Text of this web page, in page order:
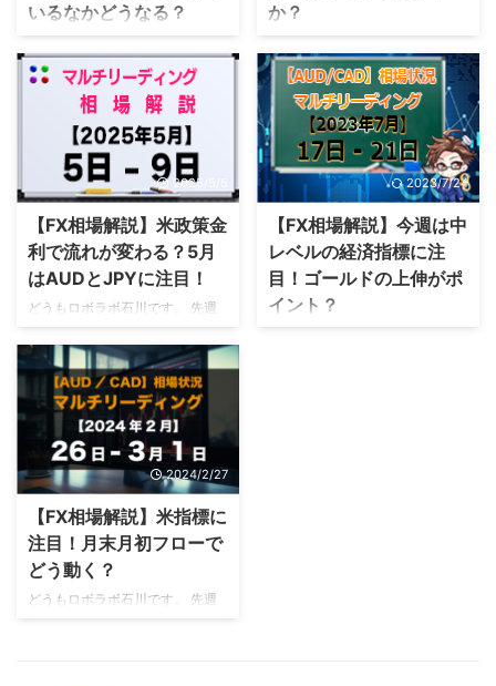
いるなかどうなる？
どうもロボラボ石川です。 先週
は週前半で、石破要因により、円
が動く結果となりました。 今週
は米CPI・米PPIの発表が控えて
いるので、どうなるのか注視して
いきましょう。 円が下降する動
きを見せていますが、今週の経済
指標で巻き返すのか注目です。
今日は先週の相場の動きを振り返
りながら、年末年始の注目ポイン
トについて詳しい情報を解説して
いきましょう。 先週の経済の振
り返り 先週の経済を振り返って
みましょう。 先週は石破要因の
影響で円が動き、週末は米NFPに
よって下降の流れが生まれまし
た。 詳しい内容を解説して ...
か？
どうも石川です。 今日は来週の
大型指標「米CPI」でどこまでチ
ャートが動くか、詳しい情報を解
説していきます。 今週はゴール
ドの勢いが衰えず、強い伸びが感
じられた1週間でした。 先週の相
場解説を中心に今週の取引につい
て詳しく紹介していきます。 先
週の経済の振り返り 先週の経済
を振り返ってみましょう。 円買
いの傾向が出てきたことで、ドル
円の方向感がなくなってきていま
す。 今後どのような取引になる
可能性があるのか詳しく解説して
2025/5/5
【FX相場解説】米政策金
利で流れが変わる？5月
はAUDとJPYに注目！
どうもロボラボ石川です。 先週
は、日銀政策金利が据え置きとい
うこともあり、円売りが進行しま
した。 今週は米政策金利の発表
が控えているので、値動きの変化
に注意が必要です。 5月はAUDと
JPYで大きな値動きが生まれる可
能性があるため、今後の方向感を
見極めておくことが重要になるで
しょう。 今日は先週の相場の動
きを振り返りながら、来週の注目
ポイントについて解説します。
先週の経済の振り返り 先週の経
済を振り返ってみましょう。 先
週はどの通貨も、あまり流動せず
2023/7/24
【FX相場解説】今週は中
レベルの経済指標に注
目！ゴールドの上伸がポ
イント？
どうも石川です。 先週はAUDが
2024/2/27
【FX相場解説】米指標に
注目！月末月初フローで
どう動く？
どうもロボラボ石川です。 先週
は方向感が出にくい1週間となり